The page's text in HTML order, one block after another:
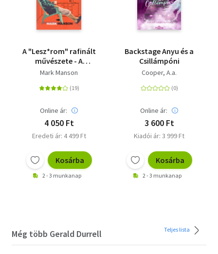
A "Lesz*rom" rafinált
művészete - A
tökéletes élet
megközelítése
Mark Manson
Online ár:
4 050 Ft
Eredeti ár: 4 499 Ft
Kosárba
2 - 3 munkanap
Backstage Anyu és a
Csillámpóni
Cooper, A.a.
Online ár:
3 600 Ft
Kiadói ár: 3 999 Ft
Kosárba
2 - 3 munkanap
Még több Gerald Durrell Teljes lista